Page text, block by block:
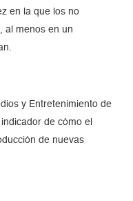
en la que los no
al menos en un
y Entretenimiento de
de cómo el
de nuevas